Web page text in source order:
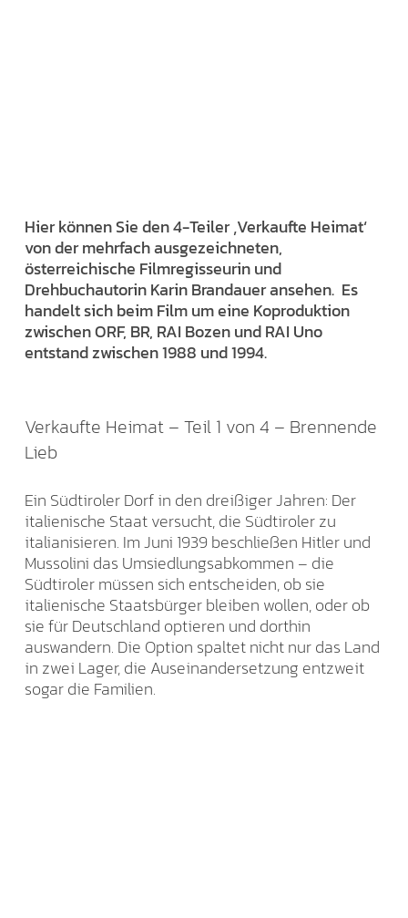
Hier können Sie den 4-Teiler ‚Verkaufte Heimat‘
von der mehrfach ausgezeichneten,
österreichische Filmregisseurin und
Drehbuchautorin Karin Brandauer ansehen. Es
handelt sich beim Film um eine Koproduktion
zwischen ORF, BR, RAI Bozen und RAI Uno
entstand zwischen 1988 und 1994.
Verkaufte Heimat – Teil 1 von 4 – Brennende
Lieb
Ein Südtiroler Dorf in den dreißiger Jahren: Der
italienische Staat versucht, die Südtiroler zu
italianisieren. Im Juni 1939 beschließen Hitler und
Mussolini das Umsiedlungsabkommen – die
Südtiroler müssen sich entscheiden, ob sie
italienische Staatsbürger bleiben wollen, oder ob
sie für Deutschland optieren und dorthin
auswandern. Die Option spaltet nicht nur das Land
in zwei Lager, die Auseinandersetzung entzweit
sogar die Familien.